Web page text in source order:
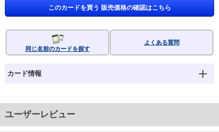
このカードを買う 販売価格の確認はこちら
同じ名前のカードを探す
よくある質問
カード情報
ユーザーレビュー